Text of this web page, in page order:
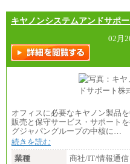
キヤノンシステムアンドサポ
02月
オフィスに必要なキヤノン製品
販売と保守サービス・サポート
グジャパングループの中核に…
続きを読む
業種
商社/IT/情報通信